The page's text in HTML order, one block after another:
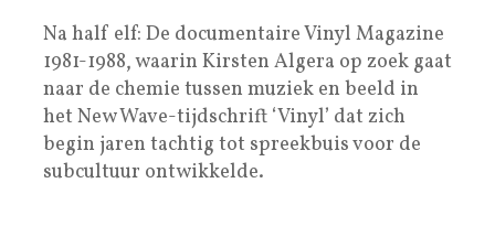
Na half elf: De documentaire Vinyl Magazine
1981-1988, waarin Kirsten Algera op zoek gaat
naar de chemie tussen muziek en beeld in
het New Wave-tijdschrift ‘Vinyl’ dat zich
begin jaren tachtig tot spreekbuis voor de
subcultuur ontwikkelde.